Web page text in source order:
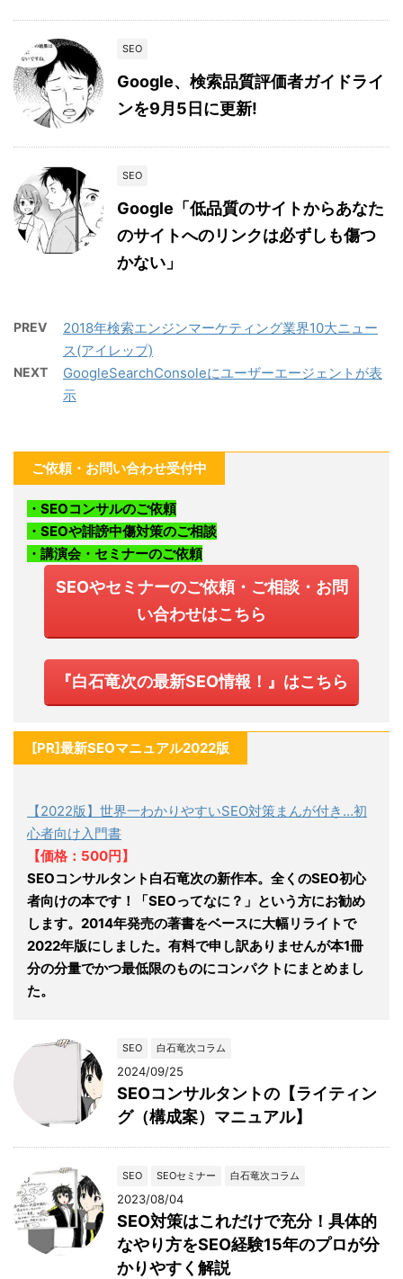
SEO
Google、検索品質評価者ガイドライ
ンを9月5日に更新!
SEO
Google「低品質のサイトからあなた
のサイトへのリンクは必ずしも傷つ
かない」
PREV
2018年検索エンジンマーケティング業界10大ニュー
ス(アイレップ)
NEXT
GoogleSearchConsoleにユーザーエージェントが表
示
ご依頼・お問い合わせ受付中
・SEOコンサルのご依頼
・SEOや誹謗中傷対策のご相談
・講演会・セミナーのご依頼
SEOやセミナーのご依頼・ご相談・お問
い合わせはこちら
『白石竜次の最新SEO情報！』はこちら
[PR]最新SEOマニュアル2022版
【2022版】世界一わかりやすいSEO対策まんが付き…初
心者向け入門書
【価格：500円】
SEOコンサルタント白石竜次の新作本。全くのSEO初心
者向けの本です！「SEOってなに？」という方にお勧め
します。2014年発売の著書をベースに大幅リライトで
2022年版にしました。有料で申し訳ありませんが本1冊
分の分量でかつ最低限のものにコンパクトにまとめまし
た。
SEO 白石竜次コラム
2024/09/25
SEOコンサルタントの【ライティン
グ（構成案）マニュアル】
SEO SEOセミナー 白石竜次コラム
2023/08/04
SEO対策はこれだけで充分！具体的
なやり方をSEO経験15年のプロが分
かりやすく解説